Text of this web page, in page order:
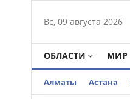
Вс, 09 августа 2026
ОБЛАСТИ МИР
Алматы Астана